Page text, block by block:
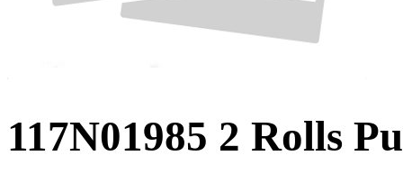
117N01985 2 Rolls